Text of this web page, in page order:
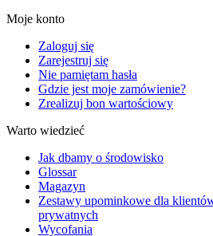
Moje konto
Zaloguj się
Zarejestruj się
Nie pamiętam hasła
Gdzie jest moje zamówienie?
Zrealizuj bon wartościowy
Warto wiedzieć
Jak dbamy o środowisko
Glossar
Magazyn
Zestawy upominkowe dla
prywatnych
Wycofania